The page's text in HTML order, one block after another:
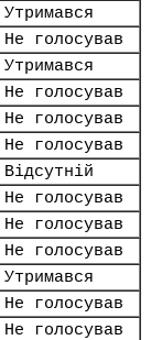
Утримався
Не голосував
Утримався
Не голосував
Не голосував
Не голосував
Відсутній
Не голосував
Не голосував
Не голосував
Утримався
Не голосував
Не голосував